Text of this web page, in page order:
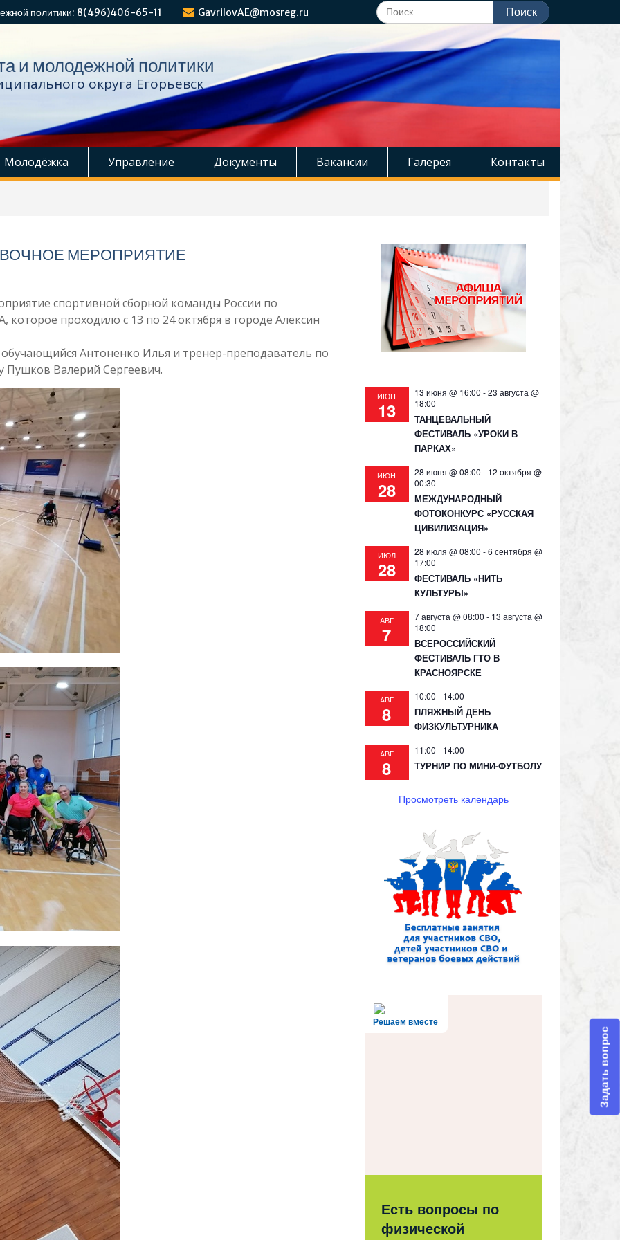
политики: 8(496)406-65-11 GavrilovAE@mosreg.ru
Поиск
по:
и молодежной политики
округа Егорьевск
Молодёжка Управление Документы Вакансии Галерея Контакты
МЕРОПРИЯТИЕ
спортивной сборной команды России по
проходило с 13 по 24 октября в городе Алексин
Антоненко Илья и тренер-преподаватель по
Пушков Валерий Сергеевич.
ИЮН
13
13 июня @ 16:00 -23 августа @
18:00
ТАНЦЕВАЛЬНЫЙ
ФЕСТИВАЛЬ «УРОКИ В
ПАРКАХ»
ИЮН
28
28 июня @ 08:00 - 12 октября @
00:30
МЕЖДУНАРОДНЫЙ
ФОТОКОНКУРС «РУССКАЯ
ЦИВИЛИЗАЦИЯ»
ИЮЛ
28
28 июля @ 08:00 -6 сентября @
17:00
ФЕСТИВАЛЬ «НИТЬ
КУЛЬТУРЫ»
АВГ
7
7 августа @ 08:00 - 13 августа @
18:00
ВСЕРОССИЙСКИЙ
ФЕСТИВАЛЬ ГТО В
КРАСНОЯРСКЕ
АВГ
8
10:00 - 14:00
ПЛЯЖНЫЙ ДЕНЬ
ФИЗКУЛЬТУРНИКА
АВГ
8
11:00 - 14:00
ТУРНИР ПО МИНИ-ФУТБОЛУ
Просмотреть календарь
Решаем вместе
Есть вопросы по
физической
Задать вопрос